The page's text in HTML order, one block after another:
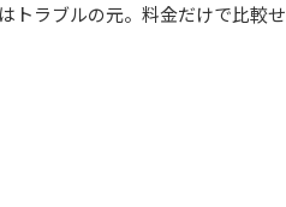
トラブルの元。料金だけで比較せ